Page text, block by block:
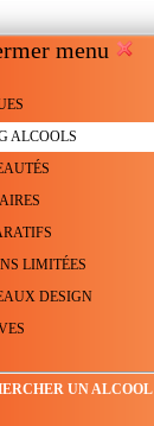
menu
ALCOOLS
LIMITÉES
DESIGN
UN ALCOOL